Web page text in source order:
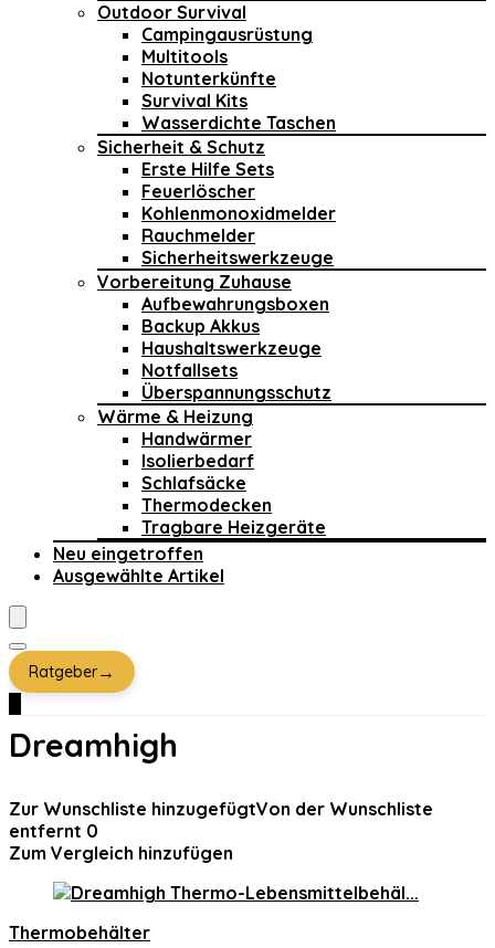
Outdoor Survival
Campingausrüstung
Multitools
Notunterkünfte
Survival Kits
Wasserdichte Taschen
Sicherheit & Schutz
Erste Hilfe Sets
Feuerlöscher
Kohlenmonoxidmelder
Rauchmelder
Sicherheitswerkzeuge
Vorbereitung Zuhause
Aufbewahrungsboxen
Backup Akkus
Haushaltswerkzeuge
Notfallsets
Überspannungsschutz
Wärme & Heizung
Handwärmer
Isolierbedarf
Schlafsäcke
Thermodecken
Tragbare Heizgeräte
Neu eingetroffen
Ausgewählte Artikel
Ratgeber→
Dreamhigh
Zur Wunschliste hinzugefügtVon der Wunschliste
entfernt 0
Zum Vergleich hinzufügen
Thermobehälter